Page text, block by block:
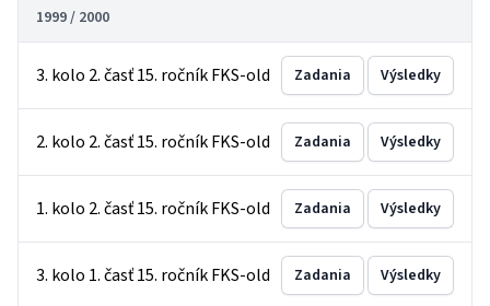
1999 / 2000
3. kolo 2. časť 15. ročník FKS-old Zadania Výsledky
2. kolo 2. časť 15. ročník FKS-old Zadania Výsledky
1. kolo 2. časť 15. ročník FKS-old Zadania Výsledky
3. kolo 1. časť 15. ročník FKS-old Zadania Výsledky